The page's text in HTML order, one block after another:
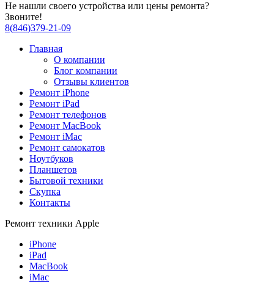
Не нашли своего устройства или цены ремонта?
Звоните!
8(846)379-21-09
Главная
О компании
Блог компании
Отзывы клиентов
Ремонт iPhone
Ремонт iPad
Ремонт телефонов
Ремонт MacBook
Ремонт iMac
Ремонт самокатов
Ноутбуков
Планшетов
Бытовой техники
Скупка
Контакты
Ремонт техники Apple
iPhone
iPad
MacBook
iMac